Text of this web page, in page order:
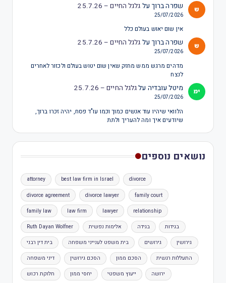
שפרה ברוך על גלגל החיים – 25.7.26
25/07/2026
אין שום יאוש בעולם כלל
שפרה ברוך על גלגל החיים – 25.7.26
25/07/2026
מדהים מרגש ממש מחזק שאין שום יטוש בעולם ולכזור לאחרים
לנצח
מיטל עובדיה עלגלגל החיים – 25.7.26
25/07/2026
הלוואי שיהיו עוד אנשים כמוך וכמו עו"ד פסח, יהיה זכרו ברוך,
שיודעים איך ומה להעריך ולתת
נושאים נוספים
attorney best law firm in Israel divorce
divorce agreement divorce lawyer family court
family law law firm lawyer relationship
Ruth Dayan Wolfner אלימות נפשית בגידה בגידות
בית דין רבני בית משפט לענייני משפחה גירושים גירושין
דיני משפחה הסכם גירושין הסכם ממון התעללות רגשית
חלוקת רכוש יחסי ממון ייעוץ משפטי ירושה